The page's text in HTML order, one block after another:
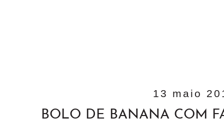
13 maio
BOLO DE BANANA COM